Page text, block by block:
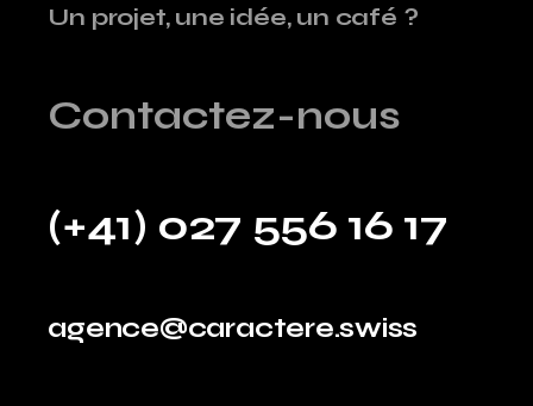
Un projet, une idée, un café ?
Contactez-nous
(+41) 027 556 16 17
agence@caractere.swiss